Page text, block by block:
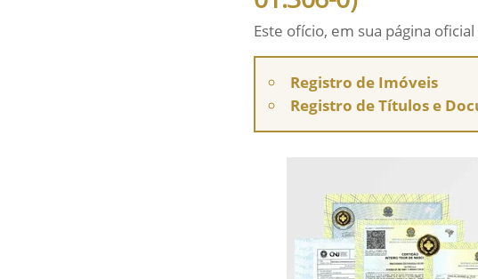
Este ofício, em sua página
Registro de Imóveis
Registro de Títulos e